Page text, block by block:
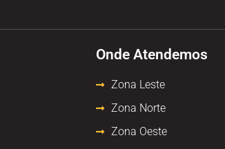
Onde Atendemos
Zona Leste
Zona Norte
Zona Oeste